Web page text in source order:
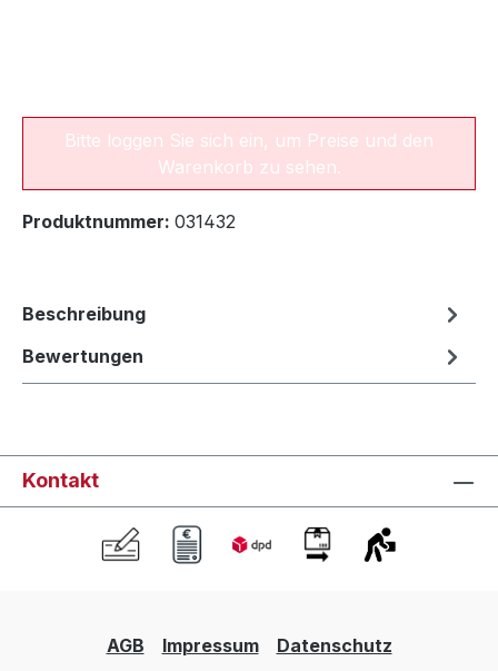
Bitte loggen Sie sich ein, um Preise und den
Warenkorb zu sehen.
Produktnummer: 031432
Beschreibung
Bewertungen
Kontakt
AGB Impressum Datenschutz